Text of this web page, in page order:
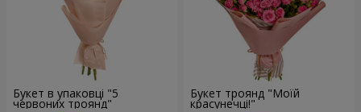
Букет в упаковці "5
червоних троянд"
Букет троянд "Моїй
красунечці!"